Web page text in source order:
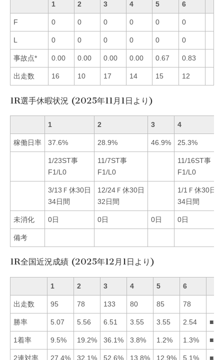
1 2 3 4 5 6
F 0 0 0 0 0 0
L 0 0 0 0 0 0
事故点* 0.00 0.00 0.00 0.00 0.67 0.83
出走数 16 10 17 14 15 12
1R選手休暇状況 (2025年11月1日より)
1 2 3 4
稼働日率 37.6% 28.9% 46.9% 25.3%
1/23ST事
F1/L0
11/7ST事
F1/L0
11/16ST事
F1/L0
3/13Ｆ休30日
34日間
12/24Ｆ休30日
32日間
1/1Ｆ休30日
34日間
未消化 0日 0日 0日 0日
備考
1R全国近況成績 (2025年12月1日より)
1 2 3 4 5 6
出走数 95 78 133 80 85 78
勝率 5.07 5.56 6.51 3.55 3.55 2.54
1着率 9.5% 19.2% 36.1% 3.8% 1.2% 1.3%
2連対率 27.4% 32.1% 52.6% 13.8% 12.9% 5.1%